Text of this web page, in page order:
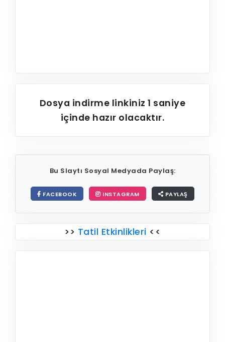
Dosya indirme linkiniz1 saniye
içinde hazır olacaktır.
Bu Slaytı Sosyal Medyada Paylaş:
FACEBOOK INSTAGRAM PAYLAŞ
>> Tatil Etkinlikleri <<